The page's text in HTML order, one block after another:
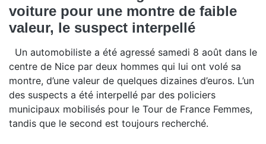
voiture pour une montre de faible
valeur, le suspect interpellé
Un automobiliste a été agressé samedi 8 août dans le
centre de Nice par deux hommes qui lui ont volé sa
montre, d’une valeur de quelques dizaines d’euros. L’un
des suspects a été interpellé par des policiers
municipaux mobilisés pour le Tour de France Femmes,
tandis que le second est toujours recherché.